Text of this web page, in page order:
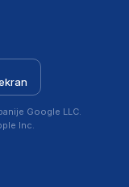
Google LLC.
Inc.